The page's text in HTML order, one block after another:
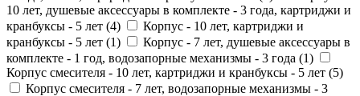
10 лет, душевые аксессуары в комплекте - 3 года, картриджи и
кранбуксы - 5 лет (4)
Корпус - 10 лет, картриджи и
кранбуксы - 5 лет (1)
Корпус - 7 лет, душевые аксессуары в
комплекте - 1 год, водозапорные механизмы - 3 года (1)
Корпус смесителя - 10 лет, картриджи и кранбуксы - 5 лет (5)
Корпус смесителя - 7 лет, водозапорные механизмы - 3